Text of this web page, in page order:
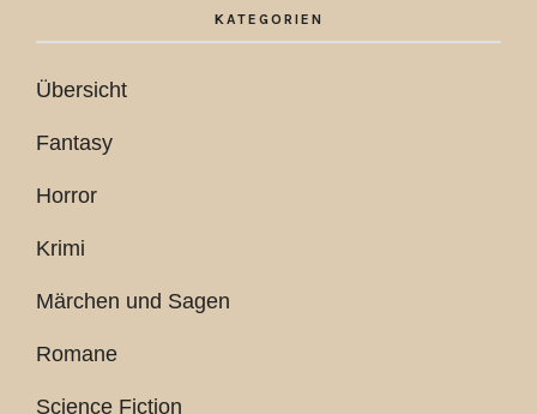
KATEGORIEN
Übersicht
Fantasy
Horror
Krimi
Märchen und Sagen
Romane
Science Fiction